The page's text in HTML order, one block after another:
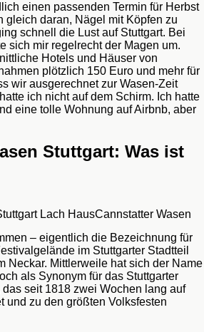
einen passenden Termin für Herbst
gleich daran, Nägel mit Köpfen zu
schnell die Lust auf Stuttgart. Bei
sich mir regelrecht der Magen um.
Hotels und Häuser von
plötzlich 150 Euro und mehr für
wir ausgerechnet zur Wasen-Zeit
ich nicht auf dem Schirm. Ich hatte
eine tolle Wohnung auf Airbnb, aber
Stuttgart: Was ist
Cannstatter Wasen
– eigentlich die Bezeichnung für
im Stuttgarter Stadtteil
Neckar. Mittlerweile hat sich der Name
als Synonym für das Stuttgarter
seit 1818 zwei Wochen lang auf
und zu den größten Volksfesten